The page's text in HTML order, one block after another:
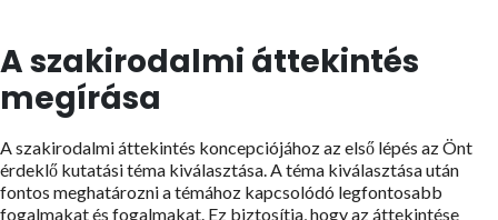
A szakirodalmi áttekintés
megírása
A szakirodalmi áttekintés koncepciójához az első lépés az Önt
érdeklő kutatási téma kiválasztása. A téma kiválasztása után
fontos meghatározni a témához kapcsolódó legfontosabb
fogalmakat és fogalmakat. Ez biztosítja, hogy az áttekintése